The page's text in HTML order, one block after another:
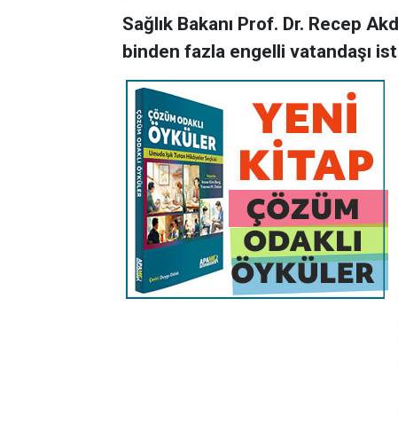
Sağlık Bakanı Prof. Dr. Recep
binden fazla engelli vatandaşı